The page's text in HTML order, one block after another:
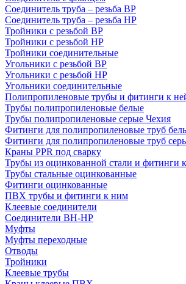
Соединитель труба – резьба ВР
Соединитель труба – резьба НР
Тройники с резьбой ВР
Тройники с резьбой НР
Тройники соединительные
Угольники с резьбой ВР
Угольники с резьбой НР
Угольники соединительные
Полипропиленовые трубы и фитинги к
Трубы полипропиленовые белые
Трубы полипропиленовые серые Чехия
Фитинги для полипропиленовые труб
Фитинги для полипропиленовые труб
Краны PPR под сварку
Трубы из оцинкованной стали и фитинги
Трубы стальные оцинкованные
Фитинги оцинкованные
ПВХ трубы и фитинги к ним
Клеевые соединители
Соединители ВН-НР
Муфты
Муфты переходные
Отводы
Тройники
Клеевые трубы